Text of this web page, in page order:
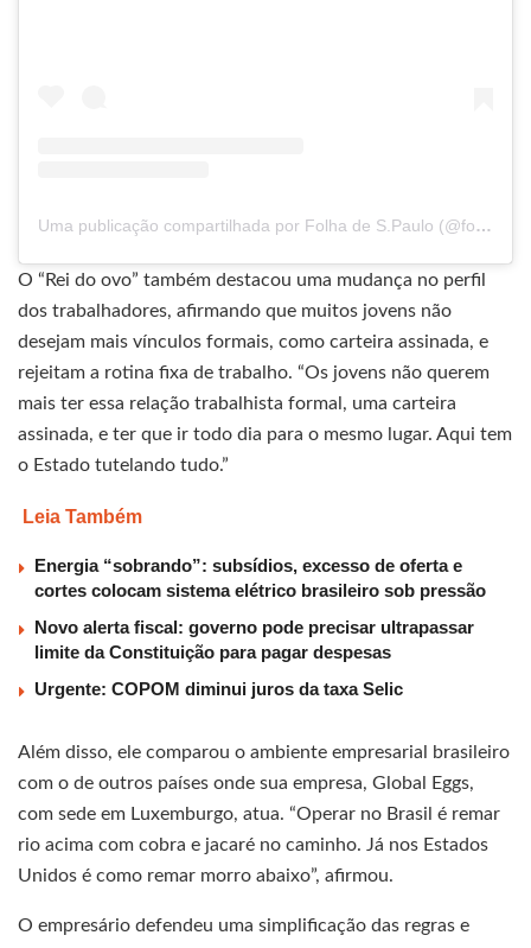
Uma publicação compartilhada por Folha de S.Paulo (@folhadespaulo)
O “Rei do ovo” também destacou uma mudança no perfil
dos trabalhadores, afirmando que muitos jovens não
desejam mais vínculos formais, como carteira assinada, e
rejeitam a rotina fixa de trabalho. “Os jovens não querem
mais ter essa relação trabalhista formal, uma carteira
assinada, e ter que ir todo dia para o mesmo lugar. Aqui tem
o Estado tutelando tudo.”
Leia Também
Energia “sobrando”: subsídios, excesso de oferta e
cortes colocam sistema elétrico brasileiro sob pressão
Novo alerta fiscal: governo pode precisar ultrapassar
limite da Constituição para pagar despesas
Urgente: COPOM diminui juros da taxa Selic
Além disso, ele comparou o ambiente empresarial brasileiro
com o de outros países onde sua empresa, Global Eggs,
com sede em Luxemburgo, atua. “Operar no Brasil é remar
rio acima com cobra e jacaré no caminho. Já nos Estados
Unidos é como remar morro abaixo”, afirmou.
O empresário defendeu uma simplificação das regras e